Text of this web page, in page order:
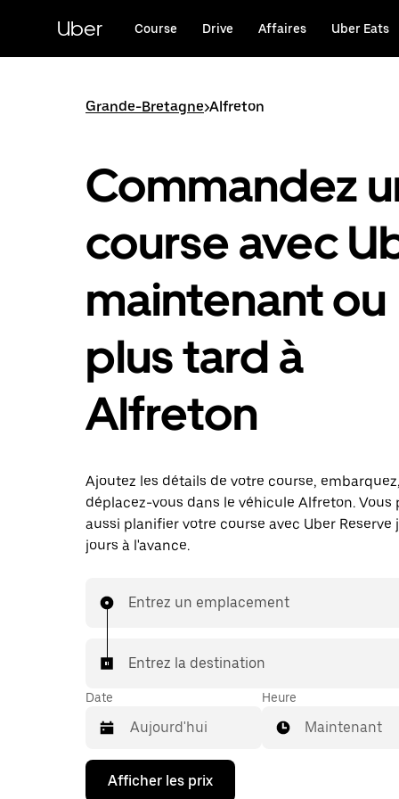
principal
Uber Course Drive Affaires Uber Eats
Grande-Bretagne>Alfreton
Commandez
course avec
maintenant ou
plus tard à
Alfreton
Ajoutez les détails de votre course,
déplacez-vous dans le véhicule Alfreton. Vous
aussi planifier votre course avec Uber Reserve
jours à l'avance.
Entrez un emplacement
Entrez la destination
Date
Appuyez
Heure
Maintenant
Afficher les prix